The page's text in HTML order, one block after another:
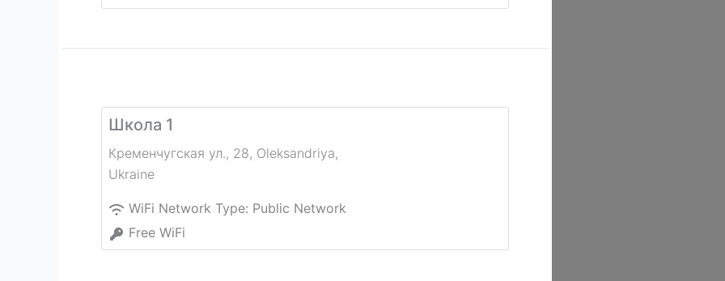
Школа 1
Кременчугская ул., 28, Oleksandriya,
Ukraine
WiFi Network Type: Public Network
Free WiFi